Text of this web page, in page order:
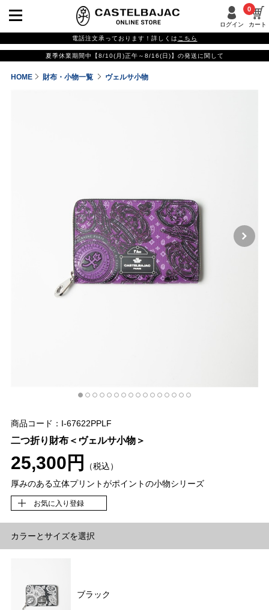
ログイン カート
0
電話注文承っております！詳しくは こちら
夏季休業期間中【8/10(月)正午～8/16(日)】の発送に関して
HOME 財布・小物一覧 ヴェルサ小物
商品コード：I-67622PPLF
二つ折り財布＜ヴェルサ小物＞
25,300円
（税込）
厚みのある立体プリントがポイントの小物シリーズ
お気に入り登録
カラーとサイズを選択
ブラック